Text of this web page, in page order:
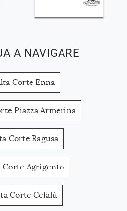
A NAVIGARE
Corte Enna
Piazza Armerina
Corte Ragusa
Corte Agrigento
Corte Cefalù